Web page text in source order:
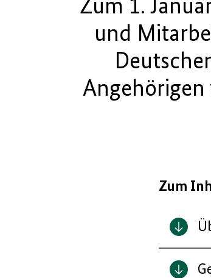
Zum 1.
und
Zum